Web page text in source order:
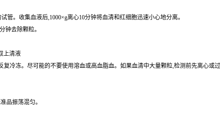
。收集血液后,1000×g离心10分钟将血清和红细胞迅速小心地分离。
钟去除颗粒。
清液
冷冻。尽可能的不要使用溶血或高血脂血。如果血清中大量颗粒,检测前先离心或